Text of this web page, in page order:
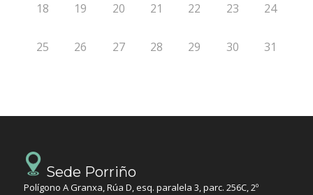
18 19 20 21 22 23 24
25 26 27 28 29 30 31
Sede Porriño
Polígono A Granxa, Rúa D, esq. paralela 3, parc. 256C, 2º